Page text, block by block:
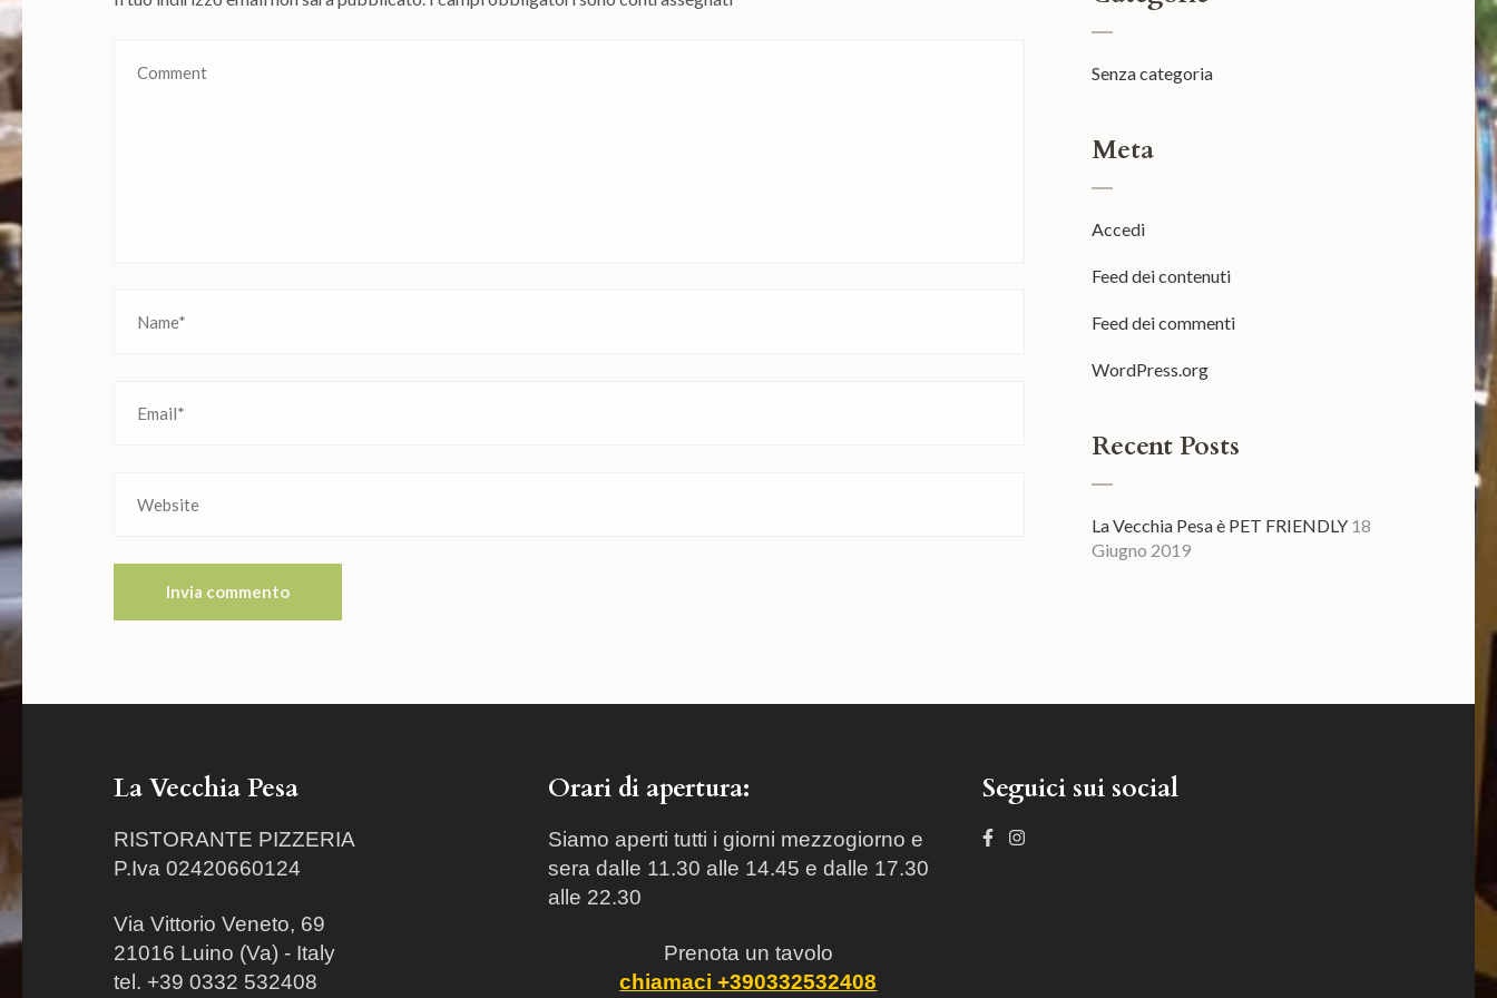
Senza categoria
Meta
Accedi
Feed dei contenuti
Feed dei commenti
WordPress.org
Recent Posts
La Vecchia Pesa è PET FRIENDLY 18
Giugno 2019
La Vecchia Pesa
RISTORANTE PIZZERIA
P.Iva 02420660124
Via Vittorio Veneto, 69
21016 Luino (Va) - Italy
tel. +39 0332 532408
Orari di apertura:
Siamo aperti tutti i giorni mezzogiorno e
sera dalle 11.30 alle 14.45 e dalle 17.30
alle 22.30
Prenota un tavolo
chiamaci +390332532408
Seguici sui social